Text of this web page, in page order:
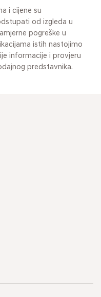
i cijene su
od izgleda u
pogreške u
istih nastojimo
informacije i provjeru
predstavnika.